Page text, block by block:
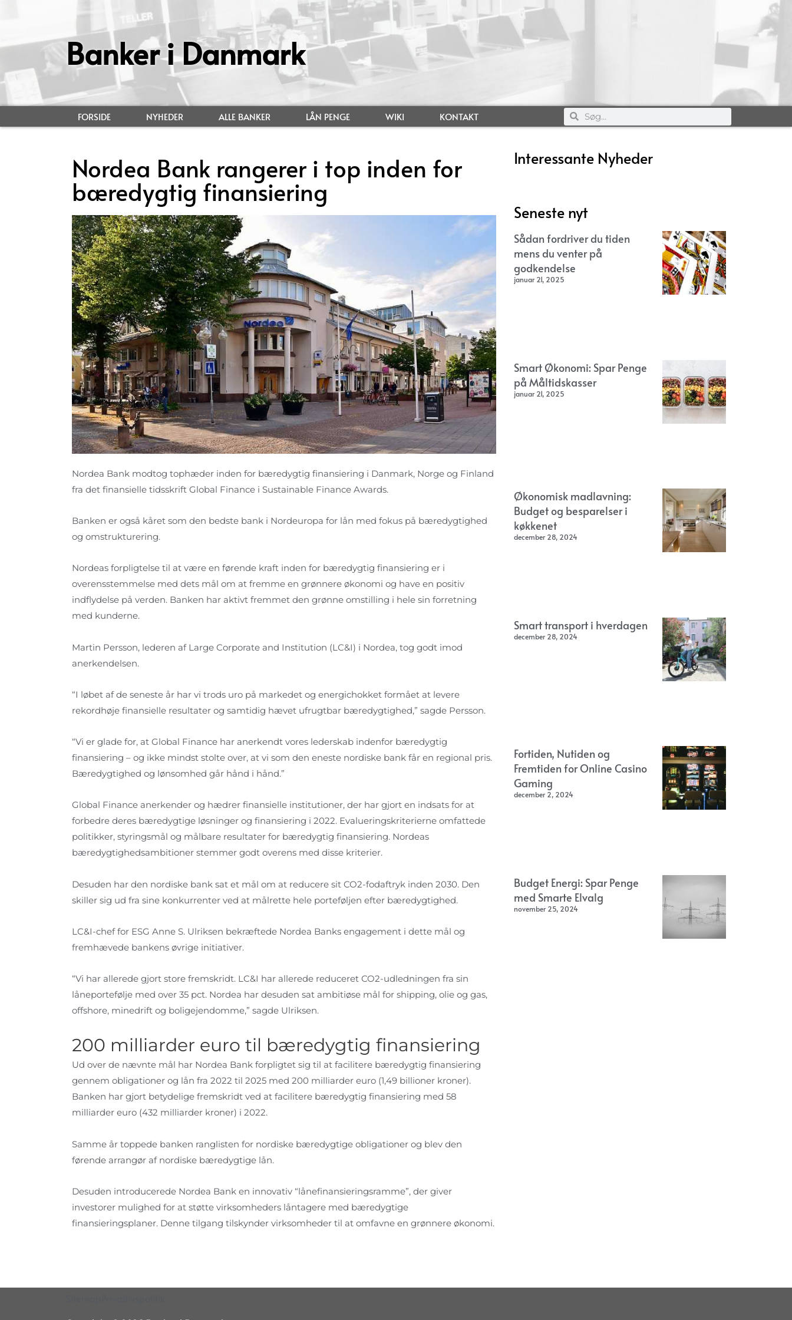
Banker i Danmark
FORSIDE NYHEDER ALLE BANKER LÅN PENGE WIKI KONTAKT
Nordea Bank rangerer i top inden for
bæredygtig finansiering
Nordea Bank modtog tophæder inden for bæredygtig finansiering i Danmark, Norge og Finland
fra det finansielle tidsskrift Global Finance i Sustainable Finance Awards.
Banken er også kåret som den bedste bank i Nordeuropa for lån med fokus på bæredygtighed
og omstrukturering.
Nordeas forpligtelse til at være en førende kraft inden for bæredygtig finansiering er i
overensstemmelse med dets mål om at fremme en grønnere økonomi og have en positiv
indflydelse på verden. Banken har aktivt fremmet den grønne omstilling i hele sin forretning
med kunderne.
Martin Persson, lederen af Large Corporate and Institution (LC&I) i Nordea, tog godt imod
anerkendelsen.
“I løbet af de seneste år har vi trods uro på markedet og energichokket formået at levere
rekordhøje finansielle resultater og samtidig hævet ufrugtbar bæredygtighed,” sagde Persson.
“Vi er glade for, at Global Finance har anerkendt vores lederskab indenfor bæredygtig
finansiering – og ikke mindst stolte over, at vi som den eneste nordiske bank får en regional pris.
Bæredygtighed og lønsomhed går hånd i hånd.”
Global Finance anerkender og hædrer finansielle institutioner, der har gjort en indsats for at
forbedre deres bæredygtige løsninger og finansiering i 2022. Evalueringskriterierne omfattede
politikker, styringsmål og målbare resultater for bæredygtig finansiering. Nordeas
bæredygtighedsambitioner stemmer godt overens med disse kriterier.
Desuden har den nordiske bank sat et mål om at reducere sit CO2-fodaftryk inden 2030. Den
skiller sig ud fra sine konkurrenter ved at målrette hele porteføljen efter bæredygtighed.
LC&I-chef for ESG Anne S. Ulriksen bekræftede Nordea Banks engagement i dette mål og
fremhævede bankens øvrige initiativer.
“Vi har allerede gjort store fremskridt. LC&I har allerede reduceret CO2-udledningen fra sin
låneportefølje med over 35 pct. Nordea har desuden sat ambitiøse mål for shipping, olie og gas,
offshore, minedrift og boligejendomme,” sagde Ulriksen.
200 milliarder euro til bæredygtig finansiering
Ud over de nævnte mål har Nordea Bank forpligtet sig til at facilitere bæredygtig finansiering
gennem obligationer og lån fra 2022 til 2025 med 200 milliarder euro (1,49 billioner kroner).
Banken har gjort betydelige fremskridt ved at facilitere bæredygtig finansiering med 58
milliarder euro (432 milliarder kroner) i 2022.
Samme år toppede banken ranglisten for nordiske bæredygtige obligationer og blev den
førende arrangør af nordiske bæredygtige lån.
Desuden introducerede Nordea Bank en innovativ “lånefinansieringsramme”, der giver
investorer mulighed for at støtte virksomheders låntagere med bæredygtige
finansieringsplaner. Denne tilgang tilskynder virksomheder til at omfavne en grønnere økonomi.
Interessante Nyheder
Seneste nyt
Sådan fordriver du tiden
mens du venter på
godkendelse
januar 21, 2025
Smart Økonomi: Spar Penge
på Måltidskasser
januar 21, 2025
Økonomisk madlavning:
Budget og besparelser i
køkkenet
december 28, 2024
Smart transport i hverdagen
december 28, 2024
Fortiden, Nutiden og
Fremtiden for Online Casino
Gaming
december 2, 2024
Budget Energi: Spar Penge
med Smarte Elvalg
november 25, 2024